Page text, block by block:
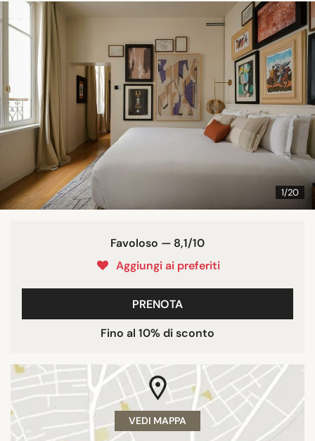
1/20
Favoloso — 8,1/10
Aggiungi ai preferiti
PRENOTA
Fino al 10% di sconto
VEDI MAPPA